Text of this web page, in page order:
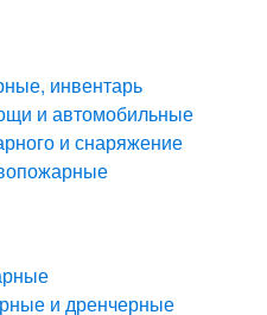
инвентарь
и автомобильные
и снаряжение
и дренчерные